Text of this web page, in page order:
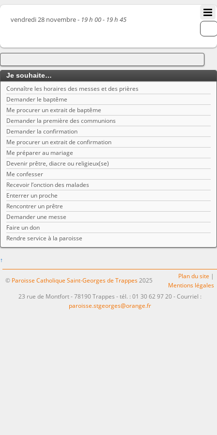
vendredi 28 novembre - 19 h 00 - 19 h 45
Je souhaite…
Connaître les horaires des messes et des prières
Demander le baptême
Me procurer un extrait de baptême
Demander la première des communions
Demander la confirmation
Me procurer un extrait de confirmation
Me préparer au mariage
Devenir prêtre, diacre ou religieux(se)
Me confesser
Recevoir l’onction des malades
Enterrer un proche
Rencontrer un prêtre
Demander une messe
Faire un don
Rendre service à la paroisse
↑
© Paroisse Catholique Saint-Georges de Trappes 2025
Plan du site |
Mentions légales
23 rue de Montfort - 78190 Trappes - tél. : 01 30 62 97 20 - Courriel :
paroisse.stgeorges@orange.fr